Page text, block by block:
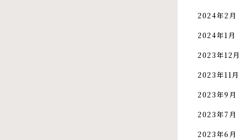
2024年2月
2024年1月
2023年12月
2023年11月
2023年9月
2023年7月
2023年6月